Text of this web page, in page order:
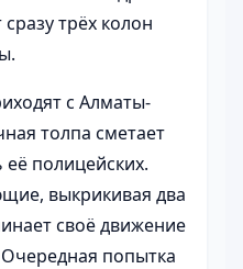
трёх колон
с Алматы-
толпа сметает
полицейских.
выкрикивая два
своё движение
попытка